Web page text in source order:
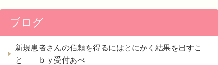
ブログ
新規患者さんの信頼を得るにはとにかく結果を出すこ
と ｂｙ受付あべ